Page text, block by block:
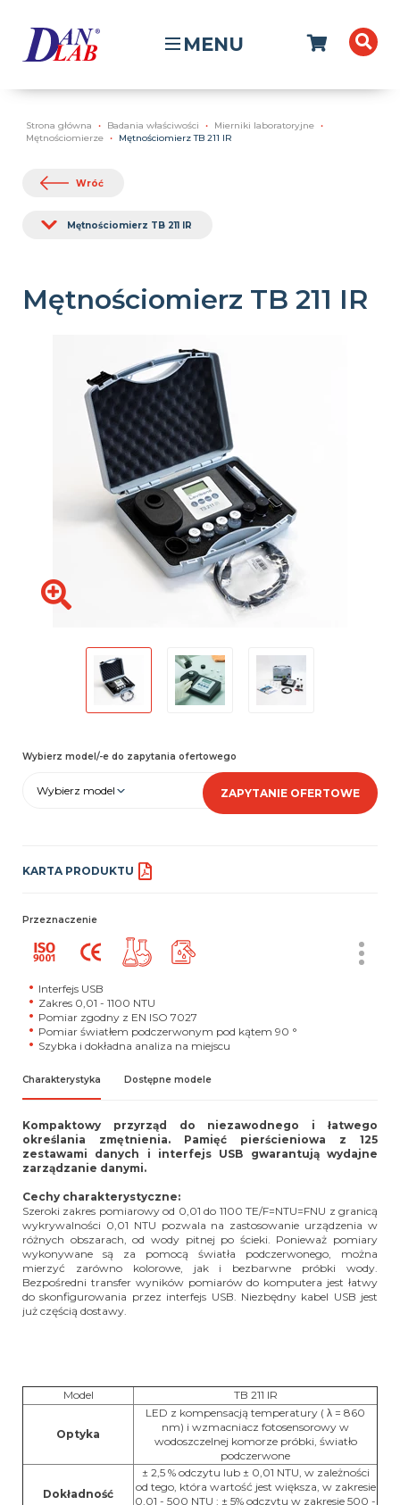
MENU
Strona główna Badania właściwości
Mierniki laboratoryjne
Mętnościomierze
Mętnościomierz TB 211 IR
Wróć
Mętnościomierz TB 211 IR
Mętnościomierz TB 211 IR
Wybierz model/-e do zapytania ofertowego
Wybierz model ZAPYTANIE OFERTOWE
KARTA PRODUKTU
Przeznaczenie
Interfejs USB
Zakres 0,01 - 1100 NTU
Pomiar zgodny z EN ISO 7027
Pomiar światłem podczerwonym pod kątem 90 °
Szybka i dokładna analiza na miejscu
Charakterystyka Dostępne modele
Kompaktowy przyrząd do niezawodnego i łatwego
określania zmętnienia. Pamięć pierścieniowa z 125
zestawami danych i interfejs USB gwarantują wydajne
zarządzanie danymi.
Cechy charakterystyczne:
Szeroki zakres pomiarowy od 0,01 do 1100 TE/F=NTU=FNU z granicą
wykrywalności 0,01 NTU pozwala na zastosowanie urządzenia w
różnych obszarach, od wody pitnej po ścieki. Ponieważ pomiary
wykonywane są za pomocą światła podczerwonego, można
mierzyć zarówno kolorowe, jak i bezbarwne próbki wody.
Bezpośredni transfer wyników pomiarów do komputera jest łatwy
do skonfigurowania przez interfejs USB. Niezbędny kabel USB jest
już częścią dostawy.
Model TB 211 IR
Optyka
LED z kompensacją temperatury ( λ = 860
nm) i wzmacniacz fotosensorowy w
wodoszczelnej komorze próbki, światło
podczerwone
Dokładność
± 2,5 % odczytu lub ± 0,01 NTU, w zależności
od tego, która wartość jest większa, w zakresie
0,01 - 500 NTU ; ± 5% odczytu w zakresie 500 -